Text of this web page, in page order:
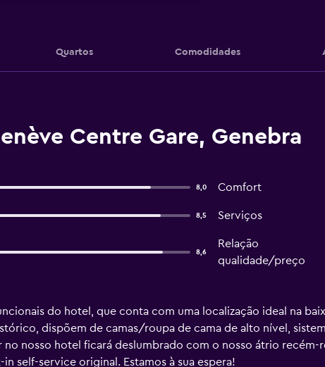
Quartos Comodidades
Centre Gare, Genebra
8,0 Comfort
8,5 Serviços
8,6
Relação
qualidade/preço
do hotel, que conta com uma localização ideal na
dispõem de camas/roupa de cama de alto nível,
no nosso hotel ficará deslumbrado com o nosso átrio
self-service original. Estamos à sua espera!